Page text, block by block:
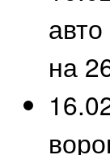
на